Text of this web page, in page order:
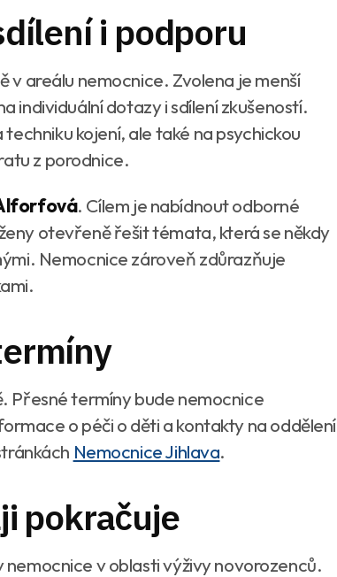
i podporu
v areálu nemocnice. Zvolena je menší
individuální dotazy i sdílení zkušeností.
kojení, ale také na psychickou
z porodnice.
. Cílem je nabídnout odborné
otevřeně řešit témata, která se někdy
Nemocnice zároveň zdůrazňuje
Přesné termíny bude nemocnice
o péči o děti a kontakty na oddělení
Nemocnice Jihlava.
pokračuje
v oblasti výživy novorozenců.